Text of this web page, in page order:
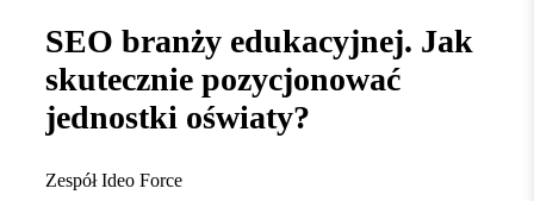
SEO branży edukacyjnej. Jak
skutecznie pozycjonować
jednostki oświaty?
Zespół Ideo Force